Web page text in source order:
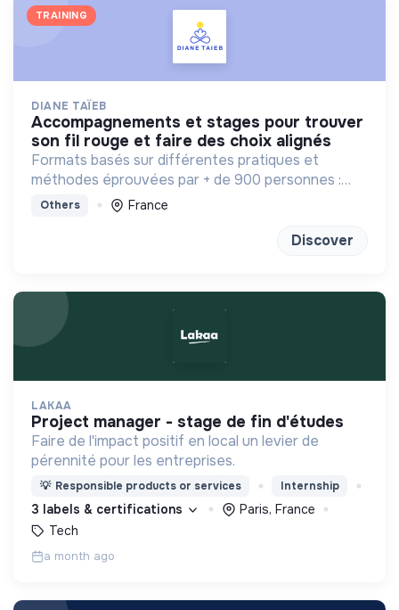
TRAINING
DIANE TAÏEB
accompagnements et stages pour trouver
son fil rouge et faire des choix alignés
Formats basés sur différentes pratiques et
méthodes éprouvées par + de 900 personnes :
bilan de competences, enneagramme et
Others France
Discover
LAKAA
project manager - stage de fin d'études
Faire de l'impact positif en local un levier de
pérennité pour les entreprises.
💡 Responsible products or services Internship
3 labels & certifications
Paris, France
Tech
a month ago